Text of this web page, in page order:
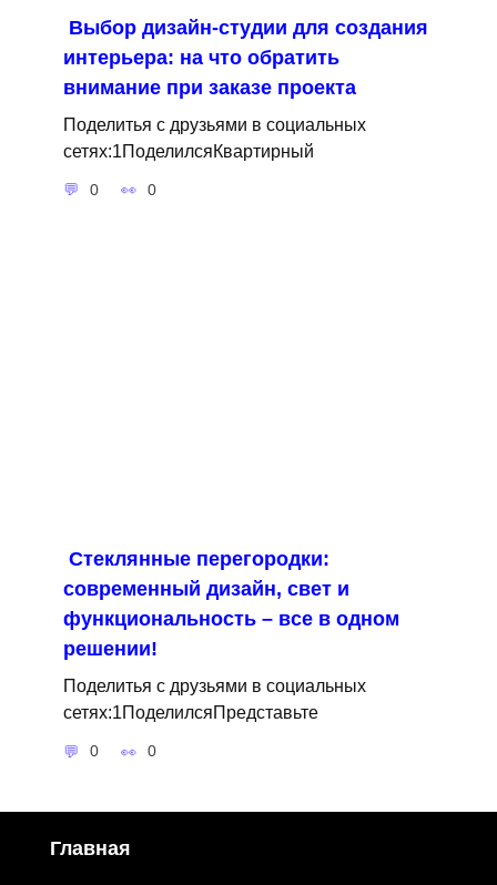
Выбор дизайн-студии для создания
интерьера: на что обратить
внимание при заказе проекта
Поделитья с друзьями в социальных
сетях:1ПоделилсяКвартирный
0 0
Стеклянные перегородки:
современный дизайн, свет и
функциональность – все в одном
решении!
Поделитья с друзьями в социальных
сетях:1ПоделилсяПредставьте
0 0
Главная